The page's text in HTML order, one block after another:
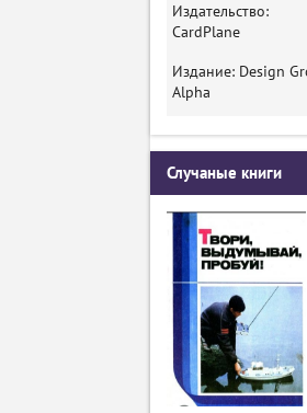
Издательство:
CardPlane
Издание: Design
Alpha
Случаные книги